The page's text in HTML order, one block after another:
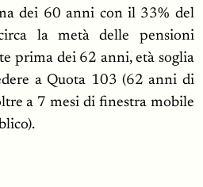
dei 60 anni con il 33% del
la metà delle pensioni
prima dei 62 anni, età soglia
a Quota 103 (62 anni di
a 7 mesi di finestra mobile